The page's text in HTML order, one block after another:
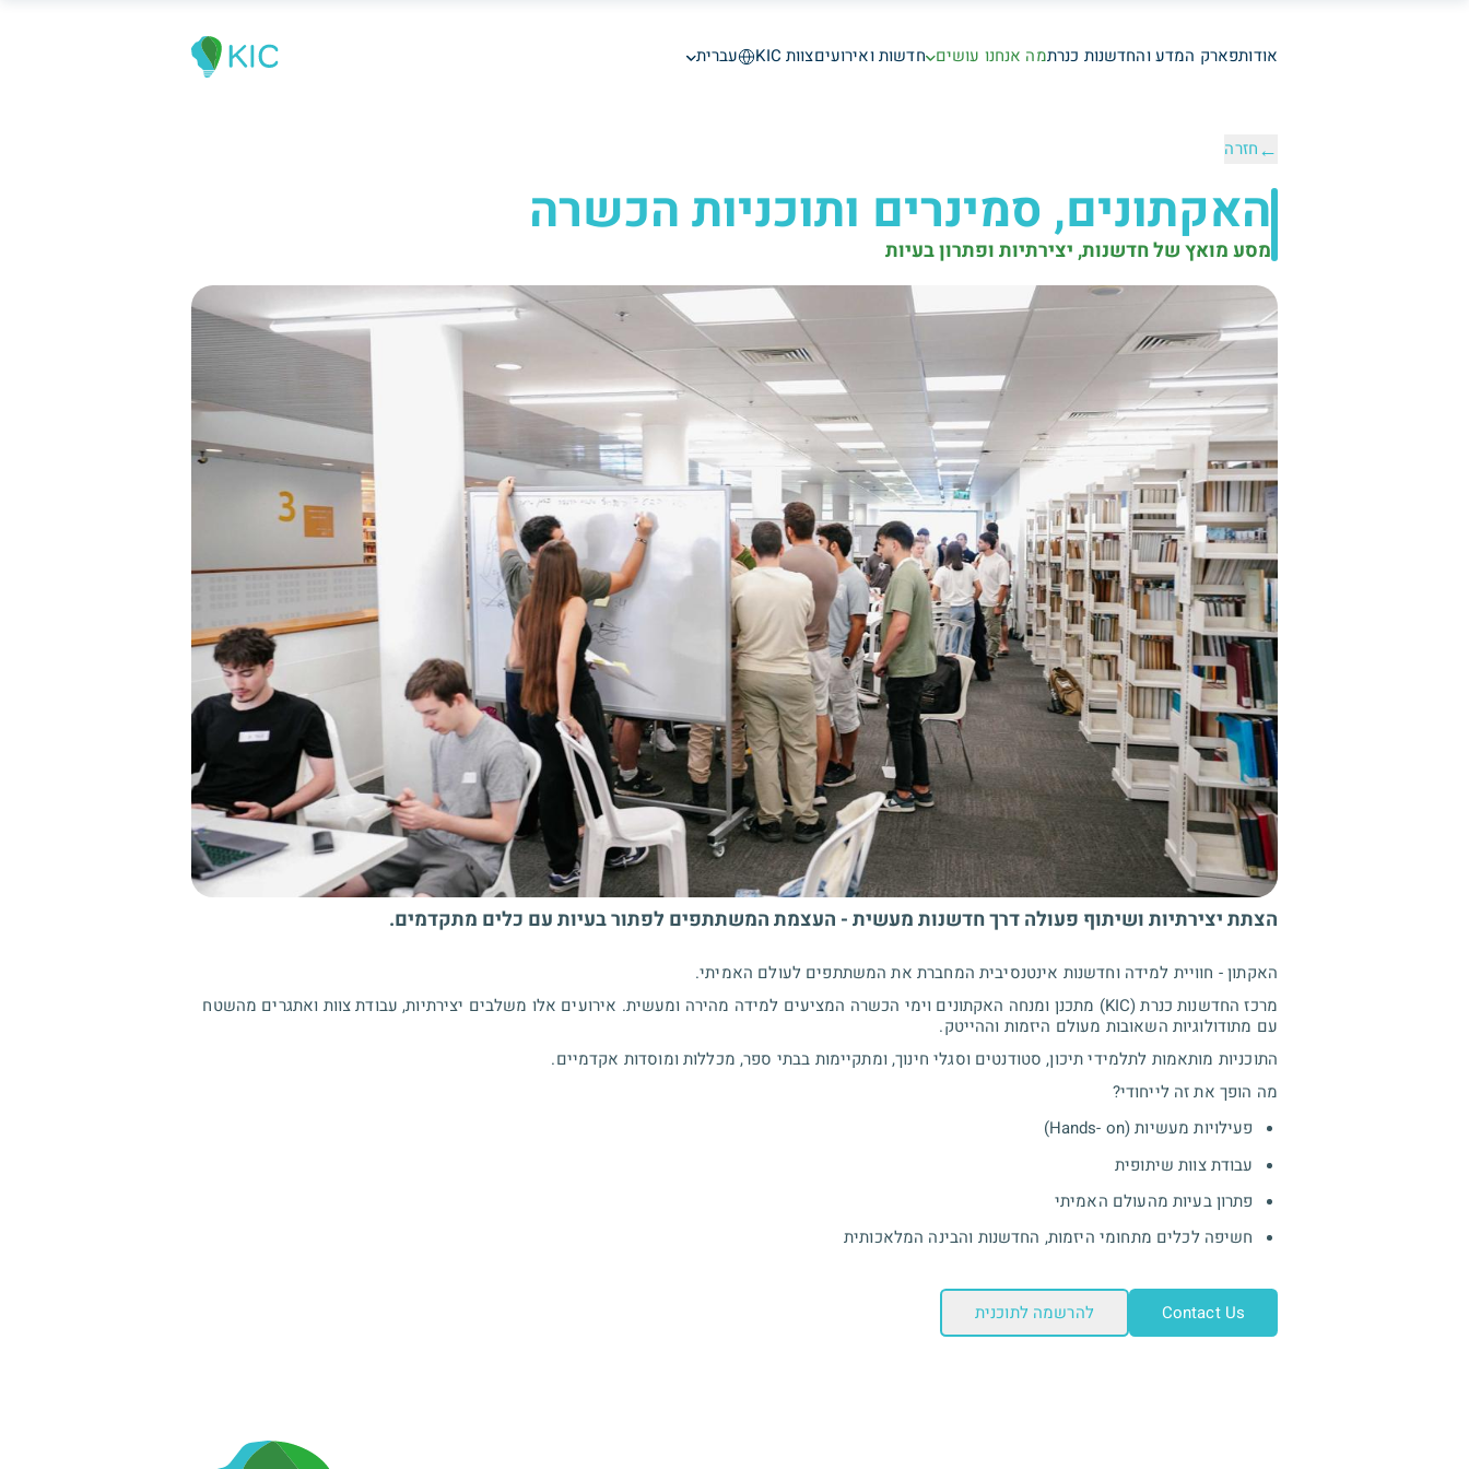
אודותפארק המדע והחדשנות כנרתמה אנחנו עושים חדשות ואירועיםצוות KIC עברית
←חזרה
האקתונים, סמינרים ותוכניות הכשרה
מסע מואץ של חדשנות, יצירתיות ופתרון בעיות
הצתת יצירתיות ושיתוף פעולה דרך חדשנות מעשית - העצמת המשתתפים לפתור בעיות עם כלים מתקדמים.
האקתון - חוויית למידה וחדשנות אינטנסיבית המחברת את המשתתפים לעולם האמיתי.
מרכז החדשנות כנרת (KIC) מתכנן ומנחה האקתונים וימי הכשרה המציעים למידה מהירה ומעשית. אירועים אלו משלבים יצירתיות, עבודת צוות ואתגרים מהשטח
עם מתודולוגיות השאובות מעולם היזמות וההייטק.
התוכניות מותאמות לתלמידי תיכון, סטודנטים וסגלי חינוך, ומתקיימות בבתי ספר, מכללות ומוסדות אקדמיים.
מה הופך את זה לייחודי?
פעילויות מעשיות (Hands- on)
עבודת צוות שיתופית
פתרון בעיות מהעולם האמיתי
חשיפה לכלים מתחומי היזמות, החדשנות והבינה המלאכותית
Contact Us להרשמה לתוכנית